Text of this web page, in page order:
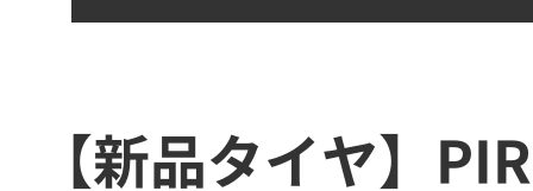
【新品タイヤ】